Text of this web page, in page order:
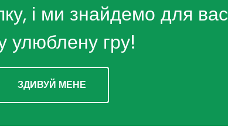
і ми знайдемо для вас
улюблену гру!
ЗДИВУЙ МЕНЕ